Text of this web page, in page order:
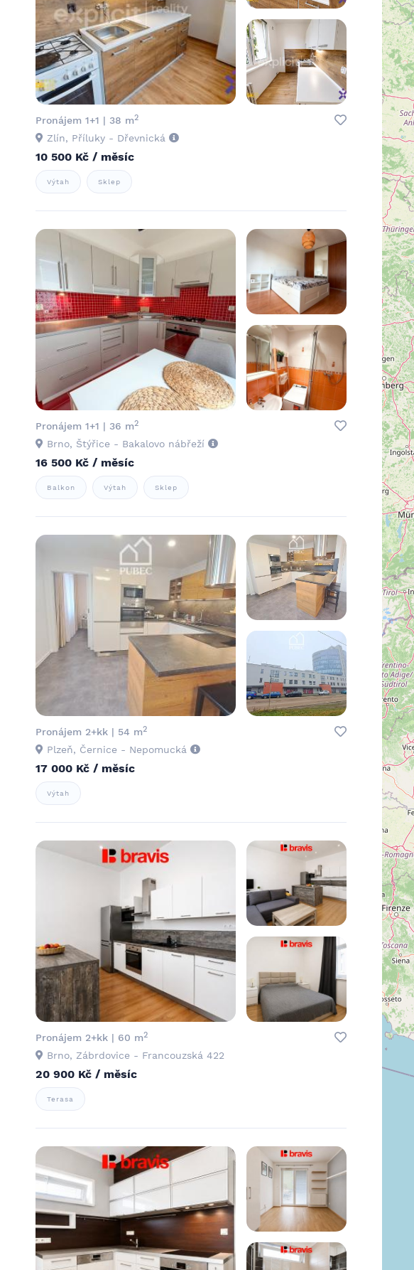
Pronájem 1+1 | 38 m2
Zlín, Příluky - Dřevnická
10 500 Kč / měsíc
Výtah Sklep
Pronájem 1+1 | 36 m2
Brno, Štýřice - Bakalovo nábřeží
16 500 Kč / měsíc
Balkon Výtah Sklep
Pronájem 2+kk | 54 m2
Plzeň, Černice - Nepomucká
17 000 Kč / měsíc
Výtah
Pronájem 2+kk | 60 m2
Brno, Zábrdovice - Francouzská 422
20 900 Kč / měsíc
Terasa